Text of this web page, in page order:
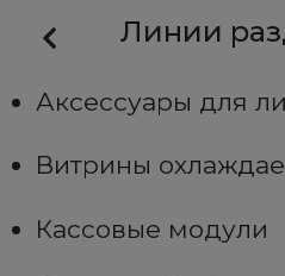
Линии
Аксессуары для
Витрины
Кассовые модули